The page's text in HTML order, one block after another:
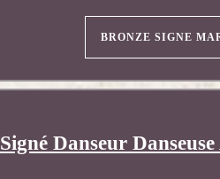
BRONZE SIGNE
Signé Danseur